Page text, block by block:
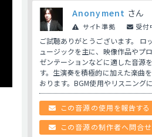
Anonyment さん
サイト準拠 受付
ご試聴ありがとうございます。 ロ
ュージックを主に、映像作品やプ
ゼンテーションなどに適した音源
す。生演奏を積極的に加えた楽曲
おります。BGM使用やリスニング
この音源の使用を報告する
この音源の制作者へ問合